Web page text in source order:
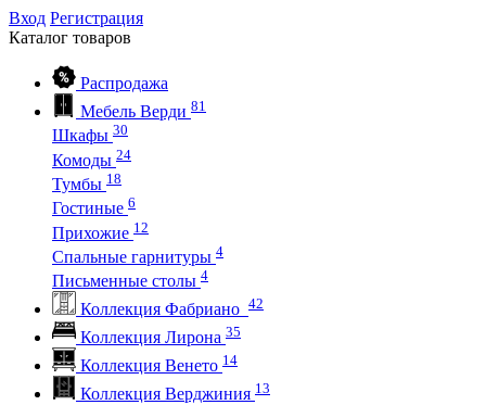
Вход Регистрация
Каталог товаров
Распродажа
Мебель Верди 81
Шкафы 30
Комоды 24
Тумбы 18
Гостиные 6
Прихожие 12
Спальные гарнитуры 4
Письменные столы 4
Коллекция Фабриано 42
Коллекция Лирона 35
Коллекция Венето 14
Коллекция Верджиния 13